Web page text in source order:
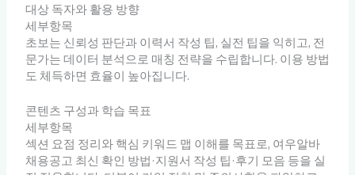
대상 독자와 활용 방향
세부항목
초보는 신뢰성 판단과 이력서 작성 팁, 실전 팁을 익히고, 전
문가는 데이터 분석으로 매칭 전략을 수립합니다. 이용 방법
도 체득하면 효율이 높아집니다.
콘텐츠 구성과 학습 목표
세부항목
섹션 요점 정리와 핵심 키워드 맵 이해를 목표로, 여우알바
채용공고 최신 확인 방법·지원서 작성 팁·후기 모음 등을 실